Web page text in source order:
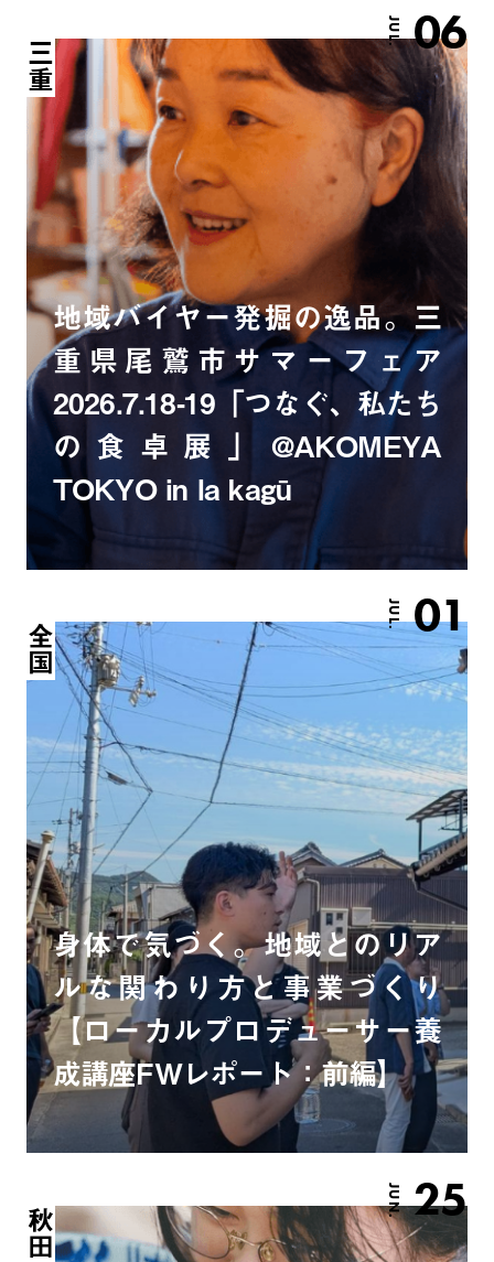
JUL. 06
三重
地域バイヤー発掘の逸品。三
重県尾鷲市サマーフェア
2026.7.18-19「つなぐ、私たち
の食卓展」@AKOMEYA
TOKYO in la kagū
JUL. 01
全国
身体で気づく。地域とのリア
ルな関わり方と事業づくり
【ローカルプロデューサー養
成講座FWレポート：前編】
JUN. 25
秋田